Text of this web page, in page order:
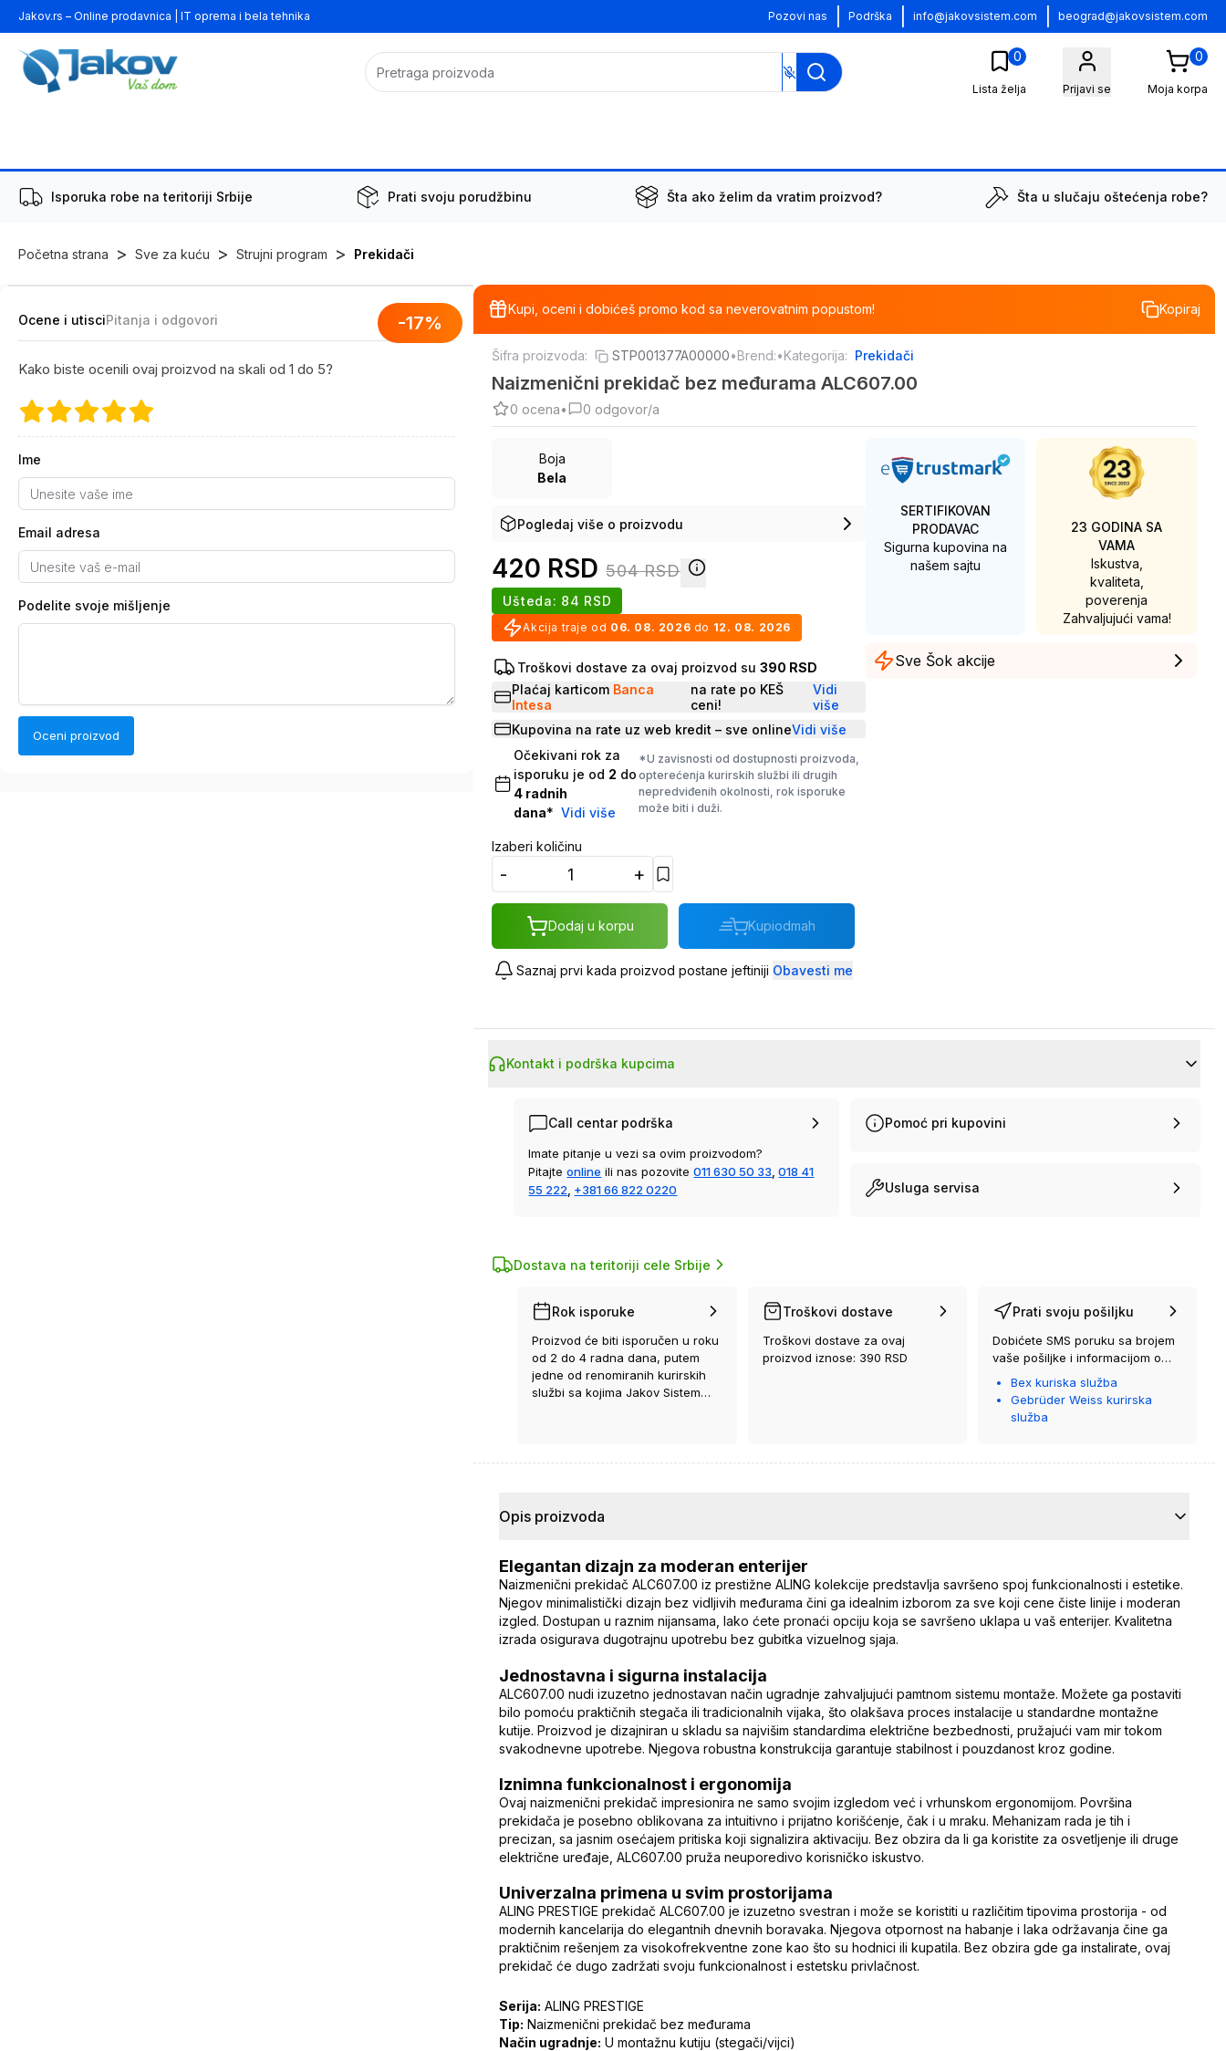
Jakov.rs – Online prodavnica | IT oprema i bela tehnika Pozovi nas Podrška info@jakovsistem.com beograd@jakovsistem.com
0
Lista želja Prijavi se
0
Moja korpa
Isporuka robe na teritoriji Srbije Prati svoju porudžbinu Šta ako želim da vratim proizvod? Šta u slučaju oštećenja robe?
Početna strana > Sve za kuću > Strujni program > Prekidači
-17%
Ocene i utisciPitanja i odgovori
Kako biste ocenili ovaj proizvod na skali od 1 do 5?
Ime
Email adresa
Podelite svoje mišljenje
Oceni proizvod
Kupi, oceni i dobićeš promo kod sa neverovatnim popustom! Kopiraj
Šifra proizvoda: STP001377A00000•Brend:•Kategorija: Prekidači
Naizmenični prekidač bez međurama ALC607.00
0 ocena• 0 odgovor/a
Boja
Bela
Pogledaj više o proizvodu
420 RSD 504 RSD
Ušteda: 84 RSD
Akcija traje od 06. 08. 2026 do 12. 08. 2026
Troškovi dostave za ovaj proizvod su 390 RSD
Plaćaj karticom Banca
Intesa
na rate po KEŠ
ceni!
Vidi
više
Kupovina na rate uz web kredit – sve onlineVidi više
Očekivani rok za
isporuku je od 2 do
4 radnih
dana* Vidi više
*U zavisnosti od dostupnosti proizvoda,
opterećenja kurirskih službi ili drugih
nepredviđenih okolnosti, rok isporuke
može biti i duži.
Izaberi količinu
- +
Dodaj u korpu Kupiodmah
Saznaj prvi kada proizvod postane jeftiniji Obavesti me
SERTIFIKOVAN
PRODAVAC
Sigurna kupovina na
našem sajtu
23 GODINA SA
VAMA
Iskustva,
kvaliteta,
poverenja
Zahvaljujući vama!
Sve Šok akcije
Kontakt i podrška kupcima
Call centar podrška
Imate pitanje u vezi sa ovim proizvodom?
Pitajte online ili nas pozovite 011 630 50 33 018 41
55 222 +381 66 822 0220
Pomoć pri kupovini
Usluga servisa
Dostava na teritoriji cele Srbije
Rok isporuke
Proizvod će biti isporučen u roku
od 2 do 4 radna dana, putem
jedne od renomiranih kurirskih
službi sa kojima Jakov Sistem
Troškovi dostave
Troškovi dostave za ovaj
proizvod iznose: 390 RSD
Prati svoju pošiljku
Dobićete SMS poruku sa brojem
vaše pošiljke i informacijom o
kurirskoj službi koja će vam je
Bex kuriska služba
Gebrüder Weiss kurirska
služba
Opis proizvoda
Elegantan dizajn za moderan enterijer
Naizmenični prekidač ALC607.00 iz prestižne ALING kolekcije predstavlja savršeno spoj funkcionalnosti i estetike.
Njegov minimalistički dizajn bez vidljivih međurama čini ga idealnim izborom za sve koji cene čiste linije i moderan
izgled. Dostupan u raznim nijansama, lako ćete pronaći opciju koja se savršeno uklapa u vaš enterijer. Kvalitetna
izrada osigurava dugotrajnu upotrebu bez gubitka vizuelnog sjaja.
Jednostavna i sigurna instalacija
ALC607.00 nudi izuzetno jednostavan način ugradnje zahvaljujući pamtnom sistemu montaže. Možete ga postaviti
bilo pomoću praktičnih stegača ili tradicionalnih vijaka, što olakšava proces instalacije u standardne montažne
kutije. Proizvod je dizajniran u skladu sa najvišim standardima električne bezbednosti, pružajući vam mir tokom
svakodnevne upotrebe. Njegova robustna konstrukcija garantuje stabilnost i pouzdanost kroz godine.
Iznimna funkcionalnost i ergonomija
Ovaj naizmenični prekidač impresionira ne samo svojim izgledom već i vrhunskom ergonomijom. Površina
prekidača je posebno oblikovana za intuitivno i prijatno korišćenje, čak i u mraku. Mehanizam rada je tih i
precizan, sa jasnim osećajem pritiska koji signalizira aktivaciju. Bez obzira da li ga koristite za osvetljenje ili druge
električne uređaje, ALC607.00 pruža neuporedivo korisničko iskustvo.
Univerzalna primena u svim prostorijama
ALING PRESTIGE prekidač ALC607.00 je izuzetno svestran i može se koristiti u različitim tipovima prostorija - od
modernih kancelarija do elegantnih dnevnih boravaka. Njegova otpornost na habanje i laka održavanja čine ga
praktičnim rešenjem za visokofrekventne zone kao što su hodnici ili kupatila. Bez obzira gde ga instalirate, ovaj
prekidač će dugo zadržati svoju funkcionalnost i estetsku privlačnost.
Serija: ALING PRESTIGE
Tip: Naizmenični prekidač bez međurama
Način ugradnje: U montažnu kutiju (stegači/vijci)